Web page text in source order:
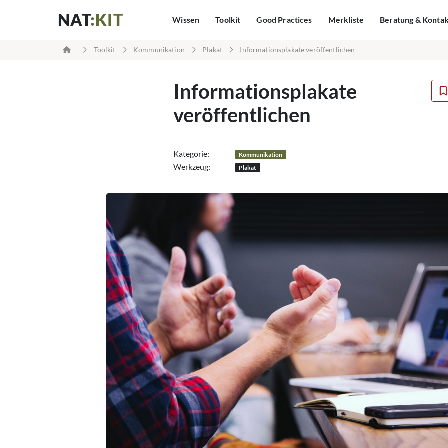
NAT:KIT Wissen Toolkit Good Practices Merkliste Beratung &
Toolkit Kommunikation Plakat Informationsplakate veröffentlichen
Informationsplakate
veröffentlichen
Kategorie: Kommunikation
Werkzeug: Plakat